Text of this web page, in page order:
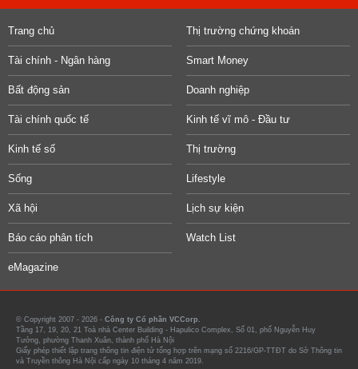
Trang chủ Thị trường chứng khoán
Tài chính - Ngân hàng Smart Money
Bất động sản Doanh nghiệp
Tài chính quốc tế Kinh tế vĩ mô - Đầu tư
Kinh tế số Thị trường
Sống Lifestyle
Xã hội Lịch sự kiện
Báo cáo phân tích Watch List
eMagazine
© Copyright 2007 - 2026 - Công ty Cổ phần VCCorp.
Tầng 17, 19, 20, 21 Toà nhà Center Building - Hapulico Complex, Số 01, phố Nguyễn Huy
Tưởng, phường Thanh Xuân, thành phố Hà Nội
Giấy phép thiết lập trang thông tin điện tử tổng hợp trên mạng số 2216/GP-TTĐT do Sở Thông tin
và Truyền thông Hà Nội cấp ngày 10 tháng 4 năm 2019.